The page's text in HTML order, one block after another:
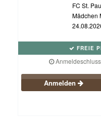
FC St.
Mädchen
FREIE
Anmelden